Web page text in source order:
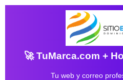
🚀 TuMarca.com +
Tu web y correo